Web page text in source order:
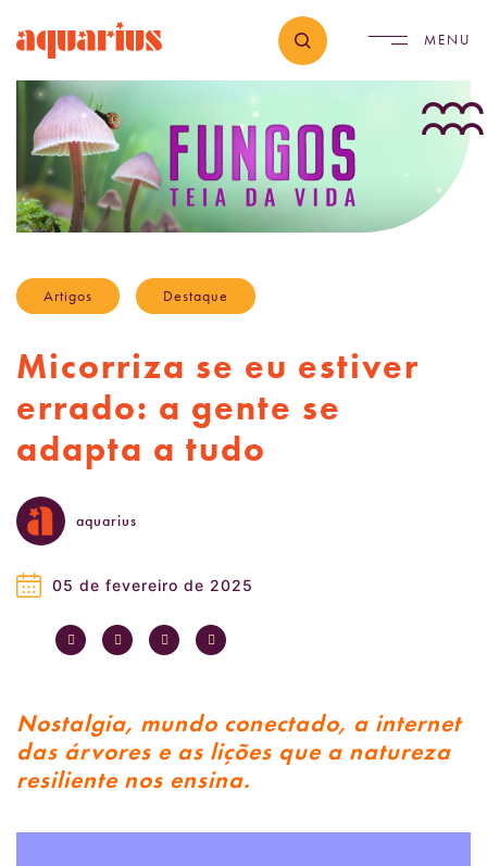
Artigos Destaque
Micorriza se eu estiver
errado: a gente se
adapta a tudo
aquarius
05 de fevereiro de 2025
Nostalgia, mundo conectado, a internet
das árvores e as lições que a natureza
resiliente nos ensina.